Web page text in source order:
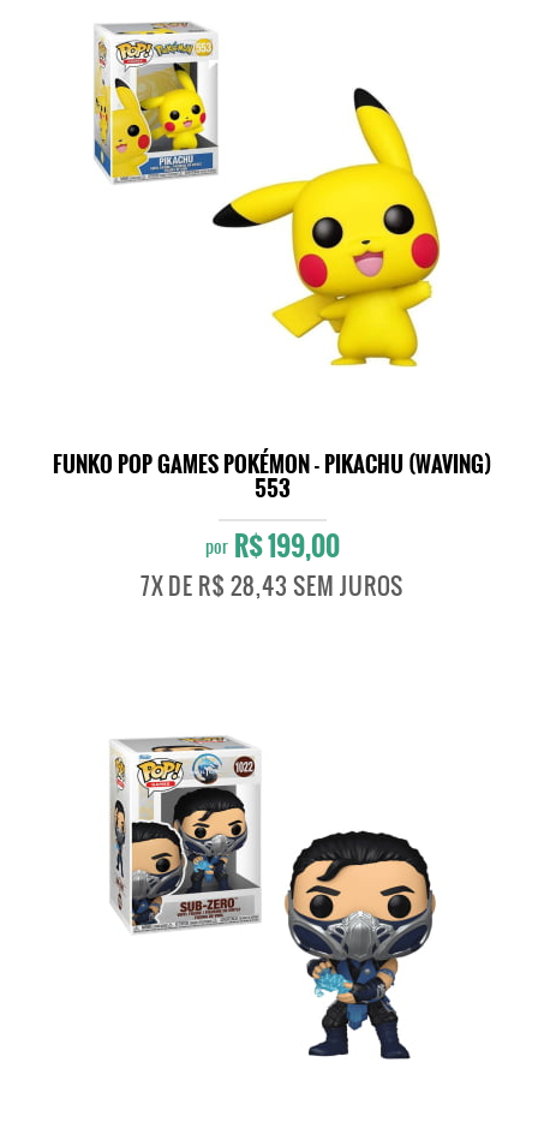
FUNKO POP GAMES POKÉMON - PIKACHU (WAVING)
553
por R$ 199,00
7XDE R$ 28,43 SEM JUROS